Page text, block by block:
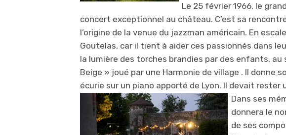
Le 25 février 1966, le
concert exceptionnel au château. C’est sa
l’origine de la venue du jazzman américain. En
Goutelas, car il tient à aider ces passionnés dans
la lumière des torches brandies par des enfants, au
Beige » joué par une Harmonie de village . Il donne
écurie sur un piano apporté de Lyon. Il devait rester
Dans ses
donnera le
de ses